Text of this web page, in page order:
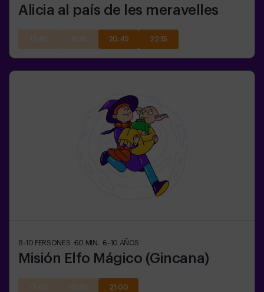
Alicia al país de les meravelles
20:45 22:15
8-10 PERSONES 60 MIN. 6-10 AÑOS
Misión Elfo Mágico (Gincana)
21:00